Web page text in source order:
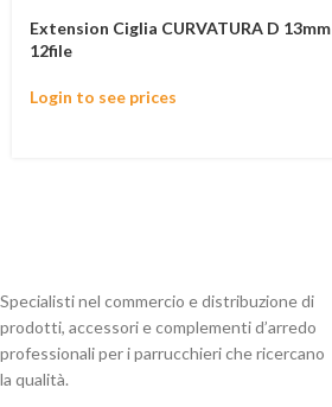
Extension Ciglia CURVATURA D 13mm
12file
Login to see prices
Specialisti nel commercio e distribuzione di
prodotti, accessori e complementi d’arredo
professionali per i parrucchieri che ricercano
la qualità.